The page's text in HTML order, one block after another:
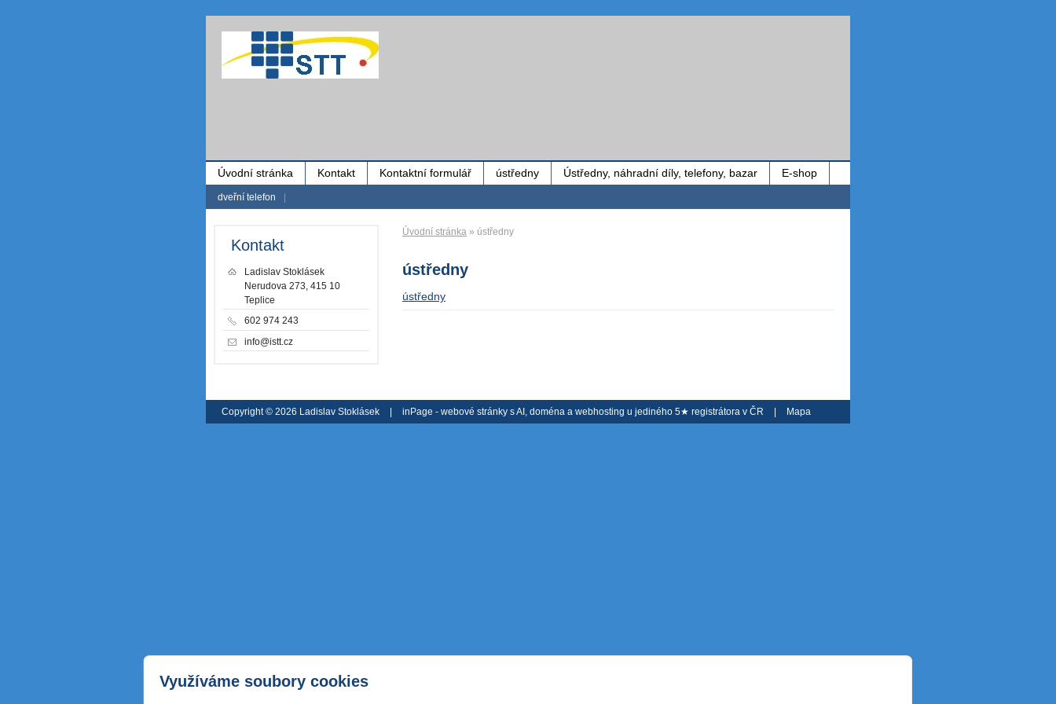
Úvodní stránka Kontakt Kontaktní formulář ústředny Ústředny, náhradní díly, telefony, bazar E-shop
dveřní telefon
Úvodní stránka » ústředny
ústředny
ústředny
Kontakt
Ladislav Stoklásek
Nerudova 273, 415 10
Teplice
602 974 243
info@istt.cz
Copyright © 2026 Ladislav Stoklásek inPage - webové stránky s AI, doména a webhosting u jediného 5★ registrátora v ČR Mapa
Využíváme soubory cookies